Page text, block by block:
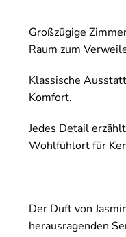
Großzügige
Raum zum
Klassische
Komfort.
Jedes Detail
Wohlfühlort für
Der Duft von
herausragenden